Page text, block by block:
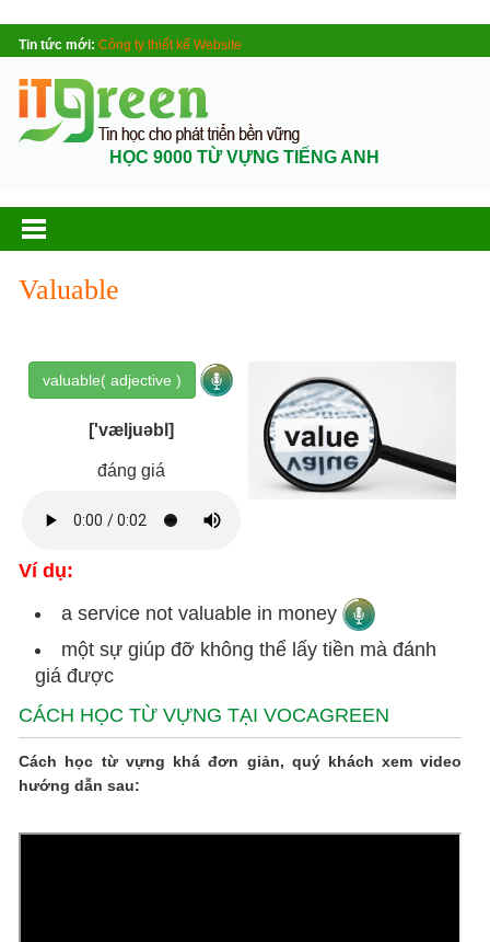
Tin tức mới: Công ty thiết kế Website
HỌC 9000 TỪ VỰNG TIẾNG ANH
Valuable
valuable( adjective )
['væljuəbl]
đáng giá
Ví dụ:
a service not valuable in money
một sự giúp đỡ không thể lấy tiền mà đánh
giá được
CÁCH HỌC TỪ VỰNG TẠI VOCAGREEN
Cách học từ vựng khá đơn giản, quý khách xem video
hướng dẫn sau: